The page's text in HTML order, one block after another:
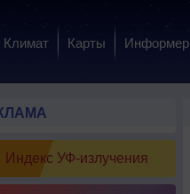
Климат Карты Информер
Индекс УФ-излучения